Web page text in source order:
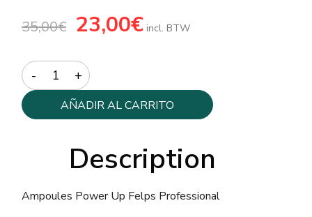
35,00€
El
precio
35,00€.
23,00€El
precio
incl. BTW
Quantity
AÑADIR AL CARRITO
Description
Ampoules Power Up Felps Professional